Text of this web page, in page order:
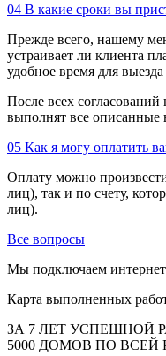
04 В какие сроки вы
Прежде всего, нашему
устраивает ли клиента
удобное время для
После всех
выполнят все описанные
05 Как я могу оплатить
Оплату можно
лиц), так и по счету,
лиц).
Все вопросы
Мы подключаем
Карта выполненных
ЗА 7 ЛЕТ УСПЕШНОЙ
5000 ДОМОВ ПО ВСЕЙ